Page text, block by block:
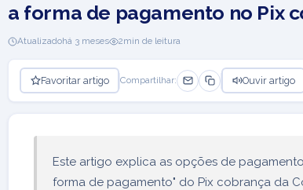
a forma de pagamento no Pix
Atualizadohá 3 meses 2min de leitura
Favoritar artigo Compartilhar: Ouvir artigo
Este artigo explica as opções de
forma de pagamento" do Pix cobrança da